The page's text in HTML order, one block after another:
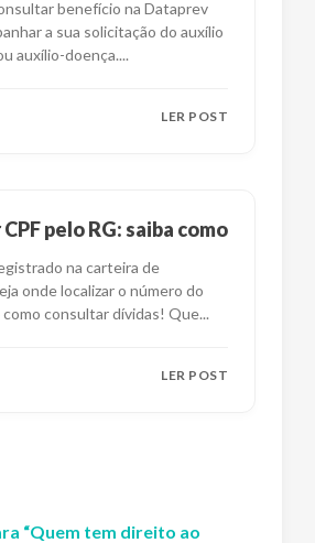
benefício na Dataprev
a sua solicitação do auxílio
auxílio-doença....
LER POST
pelo RG: saiba como
na carteira de
onde localizar o número do
consultar dívidas! Que...
LER POST
“Quem tem direito ao